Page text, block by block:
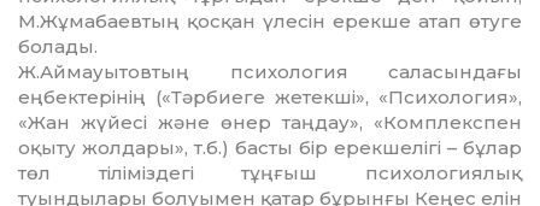
М.Жұмабаевтың қосқан үлесін ерек­ше атап өтуге
болады.
Ж.Аймауытовтың психология сала­сын­дағы
еңбектерінің («Тәрбиеге жетек­ші», «Психология»,
«Жан жүйесі және өнер таңдау», «Комплекспен
оқыту жолдары», т.б.) басты бір ерекшелігі – бұлар
төл тілі­міздегі тұңғыш психологиялық
туындылары болуымен қатар бұрынғы Кеңес елін